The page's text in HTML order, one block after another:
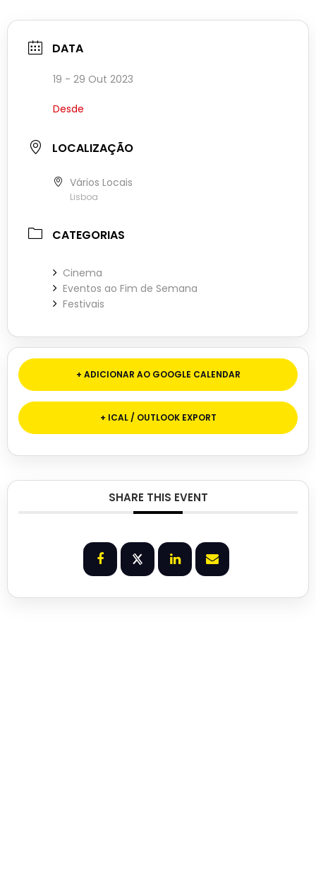
DATA
19 - 29 Out 2023
Desde
LOCALIZAÇÃO
Vários Locais
Lisboa
CATEGORIAS
Cinema
Eventos ao Fim de Semana
Festivais
+ ADICIONAR AO GOOGLE CALENDAR
+ ICAL / OUTLOOK EXPORT
SHARE THIS EVENT